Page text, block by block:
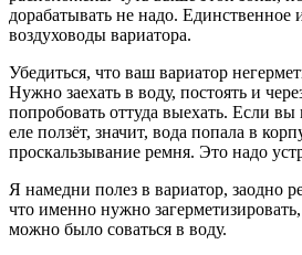
дорабатывать не надо. Единственное
воздуховоды вариатора.
Убедиться, что ваш вариатор
Нужно заехать в воду, постоять и
попробовать оттуда выехать. Если вы
еле ползёт, значит, вода попала в
проскальзывание ремня. Это надо
Я намедни полез в вариатор, заодно
что именно нужно
можно было соваться в воду.